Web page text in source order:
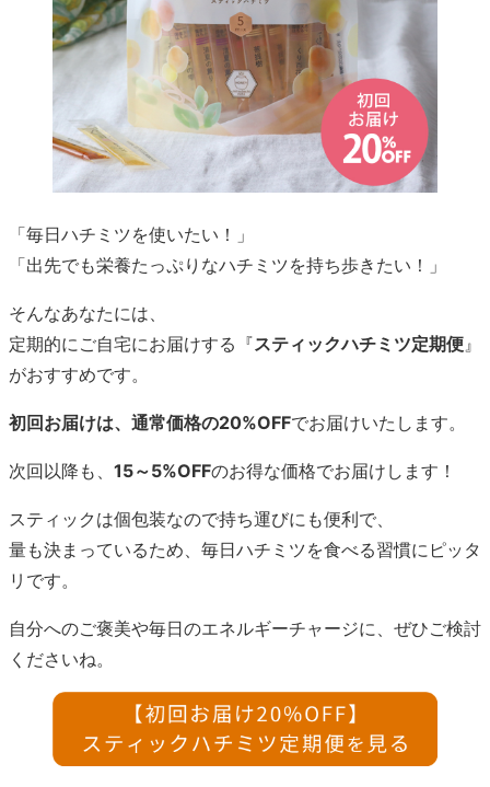
「毎日ハチミツを使いたい！」
「出先でも栄養たっぷりなハチミツを持ち歩きたい！」
そんなあなたには、
定期的にご自宅にお届けする『スティックハチミツ定期便』
がおすすめです。
初回お届けは、通常価格の20%OFFでお届けいたします。
次回以降も、 15～5%OFFのお得な価格でお届けします！
スティックは個包装なので持ち運びにも便利で、
量も決まっているため、毎日ハチミツを食べる習慣にピッタ
リです。
自分へのご褒美や毎日のエネルギーチャージに、ぜひご検討
くださいね。